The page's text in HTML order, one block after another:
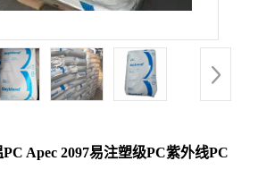
Apec 2097易注塑级PC紫外线PC